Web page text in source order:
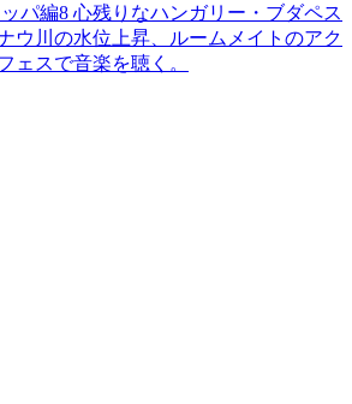
パ編8 心残りなハンガリー・ブダペス
ウ川の水位上昇、ルームメイトのアク
ェスで音楽を聴く。